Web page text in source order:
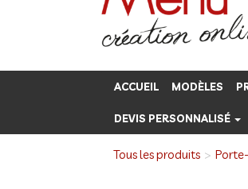
ACCUEIL MODÈLES
DEVIS PERSONNALISÉ
Tous les produits